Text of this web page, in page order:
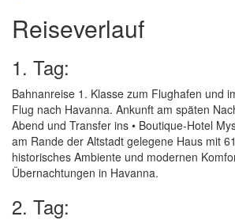
Reiseverlauf
1. Tag:
Bahnanreise 1. Klasse zum Flughafen und
Flug nach Havanna. Ankunft am späten
Abend und Transfer ins • Boutique-Hotel
am Rande der Altstadt gelegene Haus mit
historisches Ambiente und modernen
Übernachtungen in Havanna.
2. Tag: